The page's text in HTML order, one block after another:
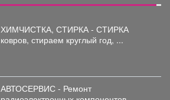
ХИМЧИСТКА, СТИРКА - СТИРКА
ковров, стираем круглый год, ...
АВТОСЕРВИС - Ремонт